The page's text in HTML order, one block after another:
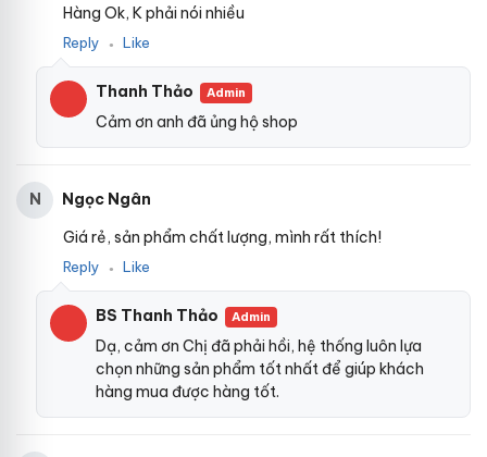
Hàng Ok, K phải nói nhiều
Reply ● Like
Thanh Thảo Admin
Cảm ơn anh đã ủng hộ shop
N
Ngọc Ngân
Giá rẻ, sản phẩm chất lượng, mình rất thích!
Reply ● Like
BS Thanh Thảo Admin
Dạ, cảm ơn Chị đã phải hồi, hệ thống luôn lựa
chọn những sản phẩm tốt nhất để giúp khách
hàng mua được hàng tốt.